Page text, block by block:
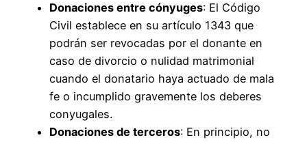
Donaciones entre cónyuges: El Código
Civil establece en su artículo 1343 que
podrán ser revocadas por el donante en
caso de divorcio o nulidad matrimonial
cuando el donatario haya actuado de mala
fe o incumplido gravemente los deberes
conyugales.
Donaciones de terceros: En principio, no